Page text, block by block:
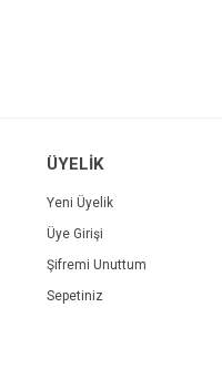
ÜYELİK
Yeni Üyelik
Üye Girişi
Şifremi Unuttum
Sepetiniz